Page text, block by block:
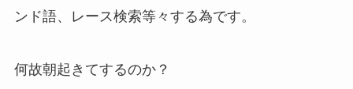
ンド語、レース検索等々する為です。
何故朝起きてするのか？